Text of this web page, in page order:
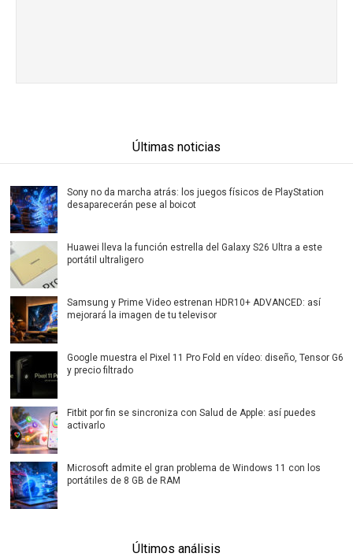
Últimas noticias
Sony no da marcha atrás: los juegos físicos de PlayStation
desaparecerán pese al boicot
Huawei lleva la función estrella del Galaxy S26 Ultra a este
portátil ultraligero
Samsung y Prime Video estrenan HDR10+ ADVANCED: así
mejorará la imagen de tu televisor
Google muestra el Pixel 11 Pro Fold en vídeo: diseño, Tensor G6
y precio filtrado
Fitbit por fin se sincroniza con Salud de Apple: así puedes
activarlo
Microsoft admite el gran problema de Windows 11 con los
portátiles de 8 GB de RAM
Últimos análisis